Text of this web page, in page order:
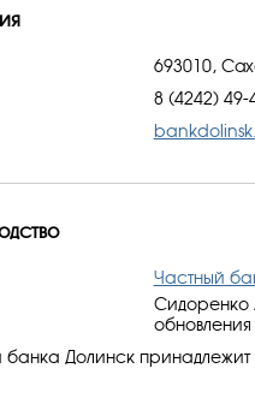
693010,
8 (4242) 49-
Частный
Сидоренко
банка Долинск